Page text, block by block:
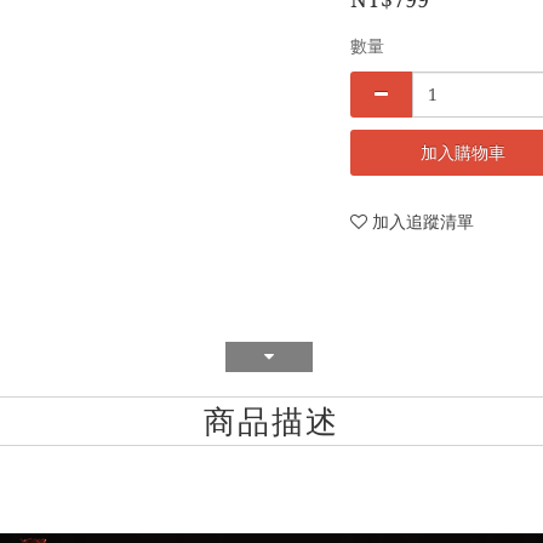
數量
加入購物車
加入追蹤清單
商品描述